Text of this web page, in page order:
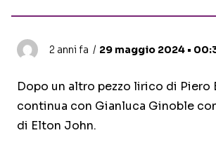
2 anni fa 29 maggio 2024 •
Dopo un altro pezzo lirico di Piero
continua con Gianluca Ginoble
di Elton John.